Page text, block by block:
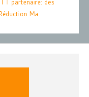
partenaire: des
Ma